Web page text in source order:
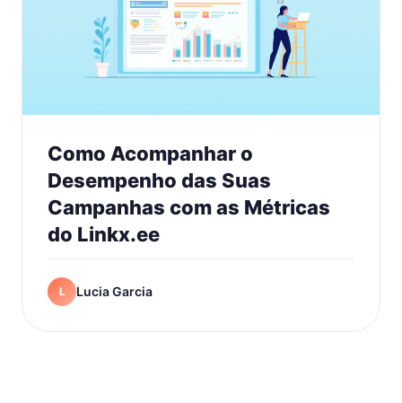
Como Acompanhar o
Desempenho das Suas
Campanhas com as Métricas
do Linkx.ee
L Lucia Garcia